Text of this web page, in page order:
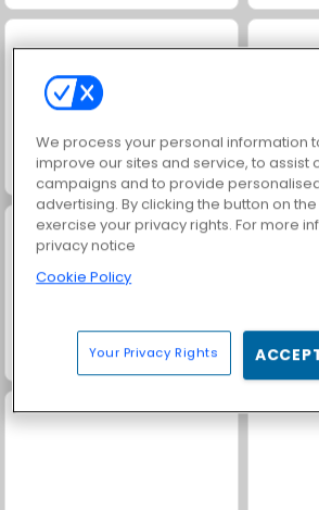
Grand Mahjong Connect
Farm Merge Valley
We process your personal information
improve our sites and service, to assist
campaigns and to provide
advertising. By clicking the button on
exercise your privacy rights. For more
privacy notice
Cookie Policy
Your Privacy Rights